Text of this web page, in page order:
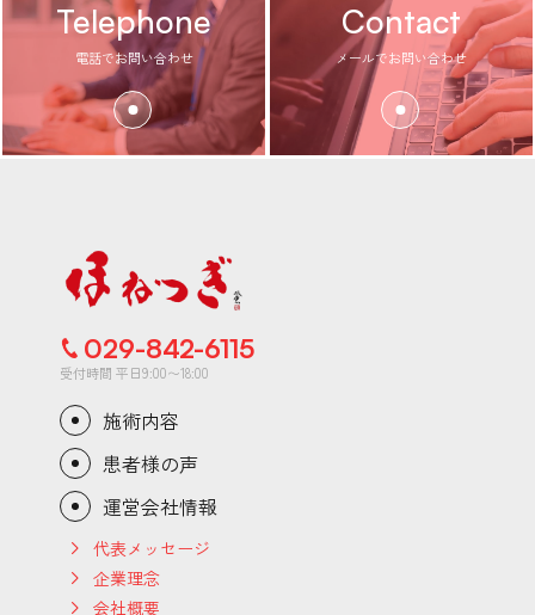
Telephone
電話でお問い合わせ
Contact
メールでお問い合わせ
029-842-6115
受付時間 平日9:00〜18:00
施術内容
患者様の声
運営会社情報
代表メッセージ
企業理念
会社概要